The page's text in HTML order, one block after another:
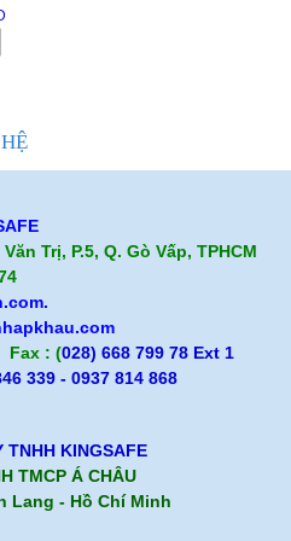
hãm an toàn
hãm an toàn tự
15m
hãm an toàn tự
Trị, P.5, Q. Gò Vấp, TPHCM
Fax : (028) 668 799 78 Ext 1
339 - 0937 814 868
TNHH KINGSAFE
TMCP Á CHÂU
Lang - Hồ Chí Minh